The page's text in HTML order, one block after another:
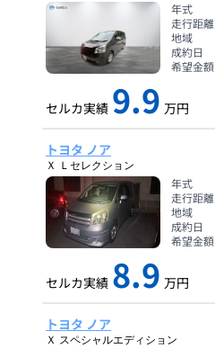
年式
走行距離
地域
成約日
希望金額
セルカ実績 9.9 万円
トヨタ ノア
Ｘ Ｌセレクション
年式
走行距離
地域
成約日
希望金額
セルカ実績 8.9 万円
トヨタ ノア
Ｘ スペシャルエディション